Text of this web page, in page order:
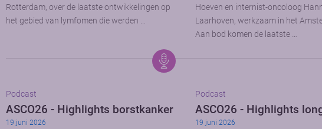
Rotterdam, over de laatste ontwikkelingen op
het gebied van lymfomen die werden …
Hoeven en internist-oncoloog
Laarhoven, werkzaam in het
Aan bod komen de laatste …
Podcast
ASCO26 - Highlights borstkanker
19 juni 2026
Podcast
ASCO26 - Highlights
19 juni 2026